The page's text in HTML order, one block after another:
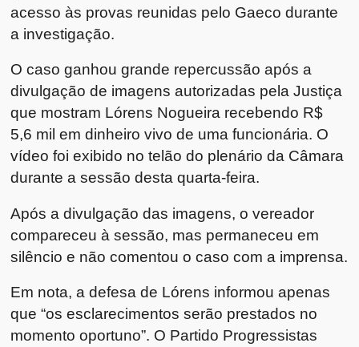
acesso às provas reunidas pelo Gaeco durante
a investigação.
O caso ganhou grande repercussão após a
divulgação de imagens autorizadas pela Justiça
que mostram Lórens Nogueira recebendo R$
5,6 mil em dinheiro vivo de uma funcionária. O
vídeo foi exibido no telão do plenário da Câmara
durante a sessão desta quarta-feira.
Após a divulgação das imagens, o vereador
compareceu à sessão, mas permaneceu em
silêncio e não comentou o caso com a imprensa.
Em nota, a defesa de Lórens informou apenas
que “os esclarecimentos serão prestados no
momento oportuno”. O Partido Progressistas